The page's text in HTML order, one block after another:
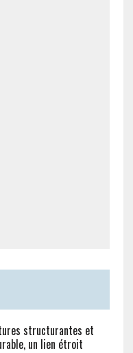
structurantes et
un lien étroit